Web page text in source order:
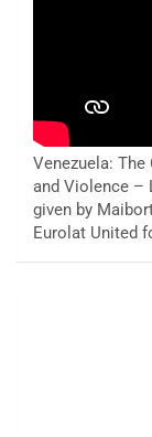
Venezuela:
and Violence –
given by
Eurolat United